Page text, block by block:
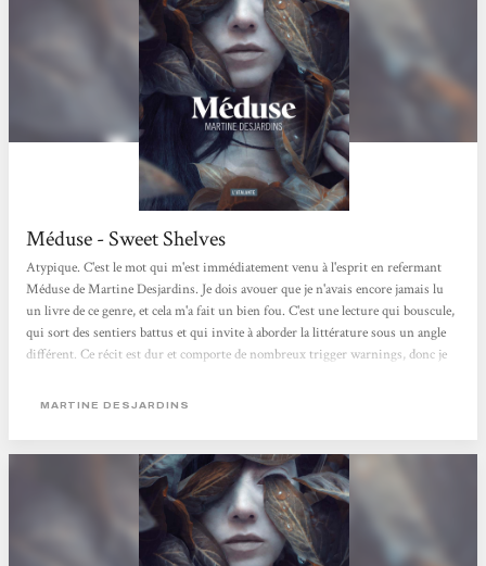
Méduse - Sweet Shelves
Atypique. C'est le mot qui m'est immédiatement venu à l'esprit en refermant
Méduse de Martine Desjardins. Je dois avouer que je n'avais encore jamais lu
un livre de ce genre, et cela m'a fait un bien fou. C'est une lecture qui bouscule,
qui sort des sentiers battus et qui invite à aborder la littérature sous un angle
différent. Ce récit est dur et comporte de nombreux trigger warnings, donc je
traite ici de la violence et de la conduite féminine avec une froideur et un
protagoniste principale...
MARTINE DESJARDINS